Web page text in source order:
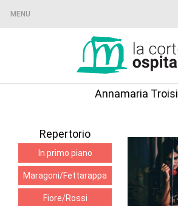
MENU
Annamaria Troisi
Repertorio
In primo piano
Maragoni/Fettarappa
Fiore/Rossi